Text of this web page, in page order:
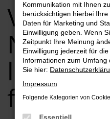
VW Golf
leasen,
Kommunikation mit Ihnen
berücksichtigen hierbei
Daten für Marketing und
Einwilligung geben. Wenn
Zeitpunkt Ihre Meinung
Einwilligung jederzeit für
Informationen zum
Sie hier:
Impressum
Folgende Kategorien von
Essentiell